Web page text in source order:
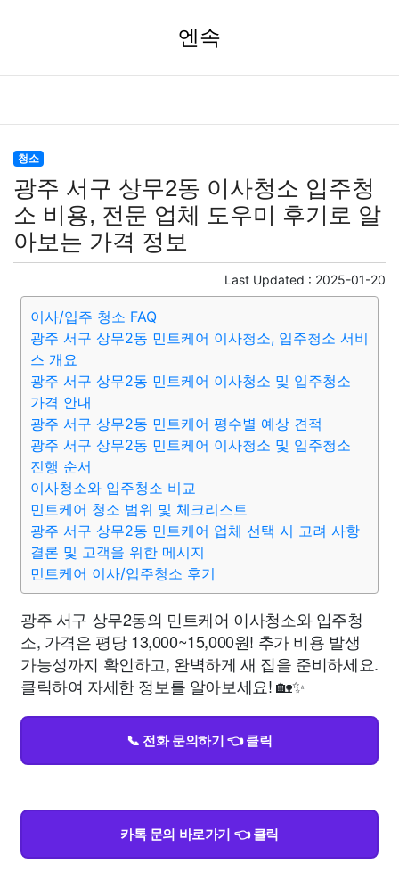
엔속
청소
광주 서구 상무2동 이사청소 입주청
소 비용, 전문 업체 도우미 후기로 알
아보는 가격 정보
Last Updated : 2025-01-20
이사/입주 청소 FAQ
광주 서구 상무2동 민트케어 이사청소, 입주청소 서비
스 개요
광주 서구 상무2동 민트케어 이사청소 및 입주청소
가격 안내
광주 서구 상무2동 민트케어 평수별 예상 견적
광주 서구 상무2동 민트케어 이사청소 및 입주청소
진행 순서
이사청소와 입주청소 비교
민트케어 청소 범위 및 체크리스트
광주 서구 상무2동 민트케어 업체 선택 시 고려 사항
결론 및 고객을 위한 메시지
민트케어 이사/입주청소 후기
광주 서구 상무2동의 민트케어 이사청소와 입주청
소, 가격은 평당 13,000~15,000원! 추가 비용 발생
가능성까지 확인하고, 완벽하게 새 집을 준비하세요.
클릭하여 자세한 정보를 알아보세요! 🏡✨
📞 전화 문의하기 👈 클릭
카톡 문의 바로가기 👈 클릭